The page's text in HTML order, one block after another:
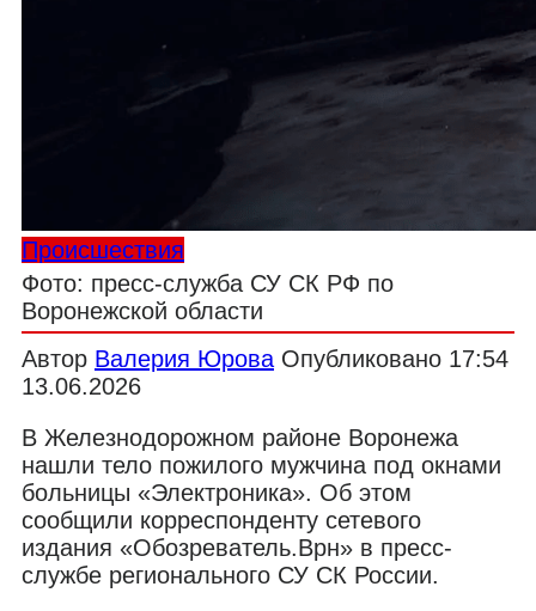
Происшествия
Фото: пресс-служба СУ СК РФ по
Воронежской области
Автор Валерия Юрова Опубликовано 17:54
13.06.2026
В Железнодорожном районе Воронежа
нашли тело пожилого мужчина под окнами
больницы «Электроника». Об этом
сообщили корреспонденту сетевого
издания «Обозреватель.Врн» в пресс-
службе регионального СУ СК России.